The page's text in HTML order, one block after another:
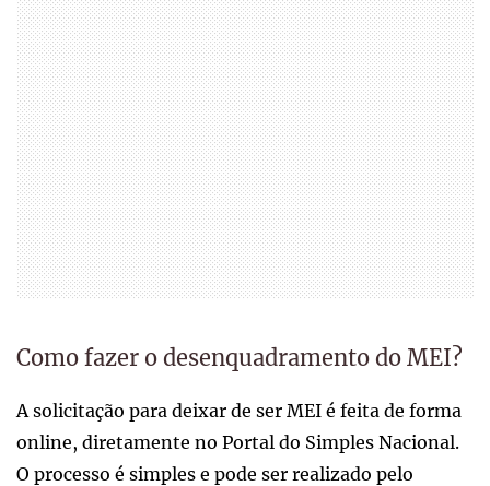
Como fazer o desenquadramento do MEI?
A solicitação para deixar de ser MEI é feita de forma
online, diretamente no Portal do Simples Nacional.
O processo é simples e pode ser realizado pelo